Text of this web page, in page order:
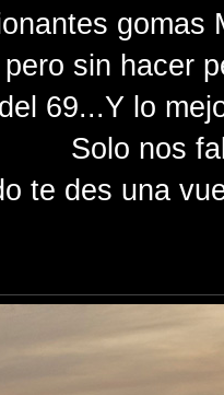
sin hacer
69...Y lo
Solo nos
te des una